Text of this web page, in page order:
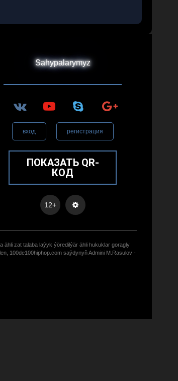
Sahypalarymyz
вход регистрация
ПОКАЗАТЬ QR-
КОД
12+
ähli zat talaba laýyk ýöredilýär ähli hukuklar goragly
100de100hiphop.com saýdynyñ Admini M.Rasulov -